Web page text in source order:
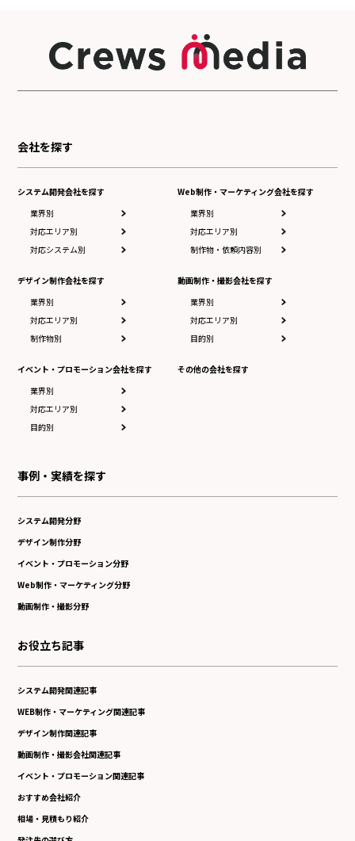
会社を探す
システム開発会社を探す
業界別
対応エリア別
対応システム別
デザイン制作会社を探す
業界別
対応エリア別
制作物別
イベント・プロモーション会社を探す
業界別
対応エリア別
目的別
Web制作・マーケティング会社を探す
業界別
対応エリア別
制作物・依頼内容別
動画制作・撮影会社を探す
業界別
対応エリア別
目的別
その他の会社を探す
事例・実績を探す
システム開発分野
デザイン制作分野
イベント・プロモーション分野
Web制作・マーケティング分野
動画制作・撮影分野
お役立ち記事
システム開発関連記事
WEB制作・マーケティング関連記事
デザイン制作関連記事
動画制作・撮影会社関連記事
イベント・プロモーション関連記事
おすすめ会社紹介
相場・見積もり紹介